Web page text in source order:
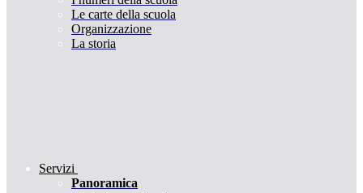
Le carte della scuola
Organizzazione
La storia
Servizi
Panoramica